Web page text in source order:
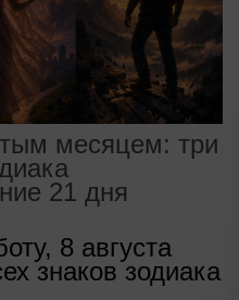
месяцем: три
21 дня
8 августа
знаков зодиака